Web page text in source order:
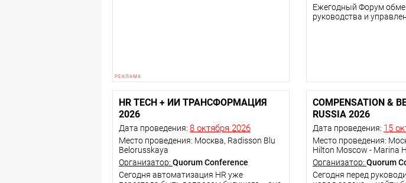
Ежегодный Форум
руководства и
HR TECH + ИИ ТРАНСФОРМАЦИЯ
2026
Дата проведения: 8 октября 2026
Место проведения: Москва, Radisson Blu
Belorusskaya
Организатор: Quorum Conference
Сегодня автоматизация HR уже
COMPENSATION &
RUSSIA 2026
Дата проведения: 15
Место проведения:
Hilton Moscow - Marina
Организатор: Quorum
Сегодня перед